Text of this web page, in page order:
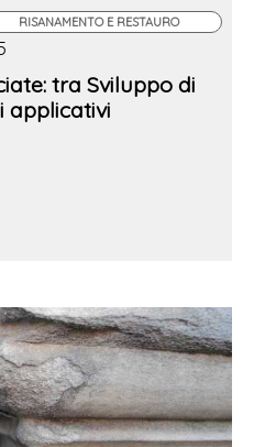
RISANAMENTO E RESTAURO
tra Sviluppo di
applicativi